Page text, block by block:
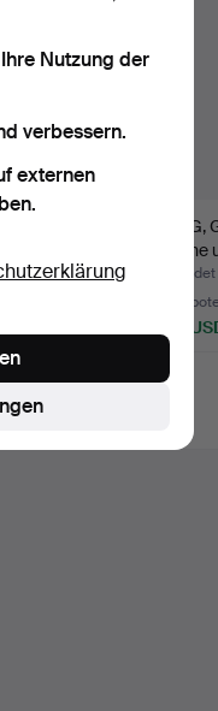
Jun 2026
RING,
5
169
Nutzung der
verbessern.
externen